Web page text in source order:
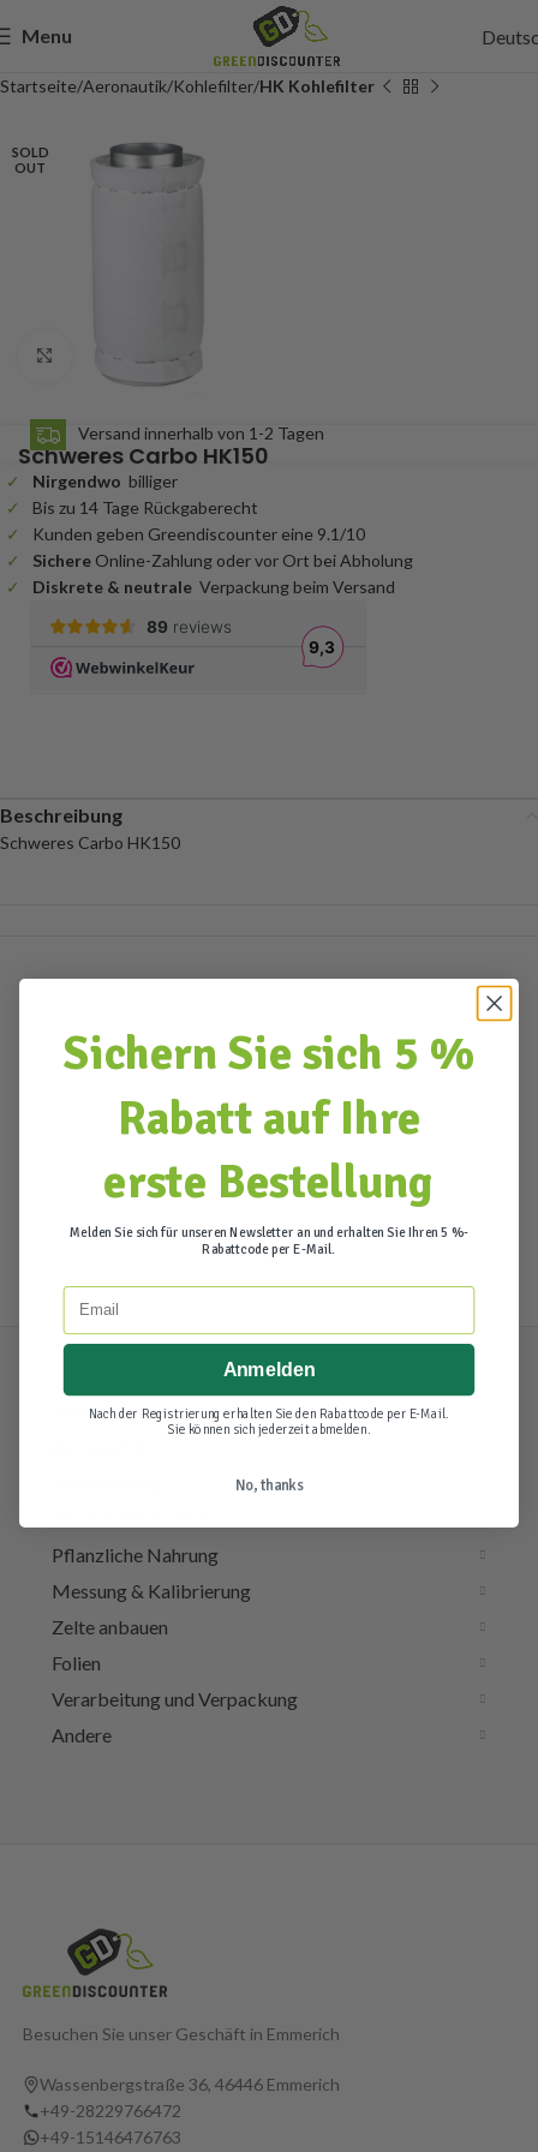
Menu
Startseite Aeronautik Kohlefilter HK Kohlefilter
SOLD
OUT
Click to enlarge
Schweres Carbo HK150
UITVERKOCHT
Versand innerhalb von 1-2 Tagen
Nirgendwo billiger
Bis zu 14 Tage Rückgaberecht
Kunden geben Greendiscounter eine 9.1/10
Sichere Online-Zahlung oder vor Ort bei Abholung
Diskrete & neutrale Verpackung beim Versand
Beschreibung
Schweres Carbo HK150
Beleuchtung & Elektra
Pflanzliche Nahrung
Messung & Kalibrierung
Zelte anbauen
Folien
Verarbeitung und Verpackung
Andere
Besuchen Sie unser Geschäft in Emmerich
Wassenbergstraße 36, 46446 Emmerich
+49-28229766472
+49-15146476763
Sichern Sie sich 5 %
Rabatt auf Ihre
erste Bestellung
Melden Sie sich für unseren Newsletter an und erhalten Sie Ihren 5 %-
Rabattcode per E-Mail.
Email
Anmelden
Nach der Registrierung erhalten Sie den Rabattcode per E-Mail.
Sie können sich jederzeit abmelden.
No, thanks